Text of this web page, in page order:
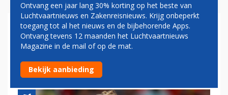
KLM BRENGT NEDERLANDS
ELFTAL MET BOEING 787
NAAR WK VOETBAL
Ontvang een jaar lang 30% korting op het beste van
Luchtvaartnieuws en Zakenreisnieuws. Krijg onbeperkt
toegang tot al het nieuws en de bijbehorende Apps.
Ontvang tevens 12 maanden het Luchtvaartnieuws
Magazine in de mail of op de mat.
Bekijk aanbieding